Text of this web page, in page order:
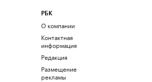
РБК
О компании
Контактная
информация
Редакция
Размещение
рекламы